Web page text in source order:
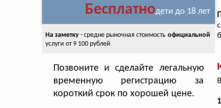
Бесплатнодети до 18 лет
На заметку- средне рыночная стоимость официальной
услуги от 9 100 рублей
Позвоните и сделайте легальную
временную регистрацию за
короткий срок по хорошей цене.